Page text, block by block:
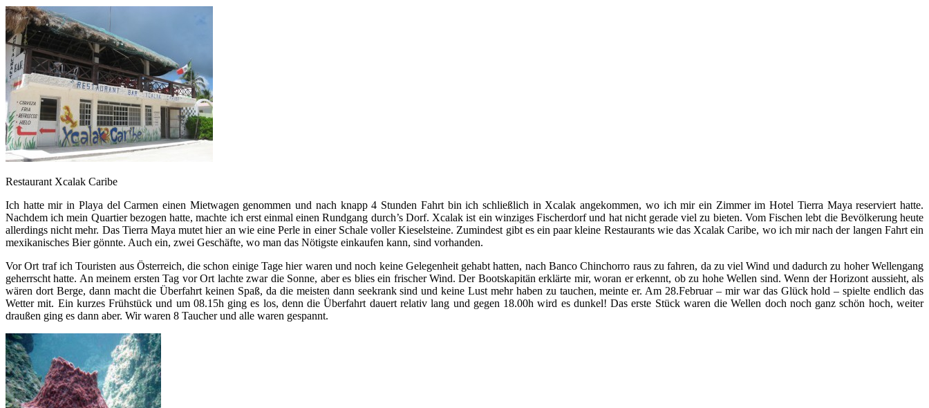
Restaurant Xcalak Caribe
Ich hatte mir in Playa del Carmen einen Mietwagen genommen und nach knapp 4 Stunden Fahrt bin ich schließlich in Xcalak angekommen, wo ich mir ein Zimmer im Hotel Tierra Maya reserviert hatte.
Nachdem ich mein Quartier bezogen hatte, machte ich erst einmal einen Rundgang durch’s Dorf. Xcalak ist ein winziges Fischerdorf und hat nicht gerade viel zu bieten. Vom Fischen lebt die Bevölkerung heute
allerdings nicht mehr. Das Tierra Maya mutet hier an wie eine Perle in einer Schale voller Kieselsteine. Zumindest gibt es ein paar kleine Restaurants wie das Xcalak Caribe, wo ich mir nach der langen Fahrt ein
mexikanisches Bier gönnte. Auch ein, zwei Geschäfte, wo man das Nötigste einkaufen kann, sind vorhanden.
Vor Ort traf ich Touristen aus Österreich, die schon einige Tage hier waren und noch keine Gelegenheit gehabt hatten, nach Banco Chinchorro raus zu fahren, da zu viel Wind und dadurch zu hoher Wellengang
geherrscht hatte. An meinem ersten Tag vor Ort lachte zwar die Sonne, aber es blies ein frischer Wind. Der Bootskapitän erklärte mir, woran er erkennt, ob zu hohe Wellen sind. Wenn der Horizont aussieht, als
wären dort Berge, dann macht die Überfahrt keinen Spaß, da die meisten dann seekrank sind und keine Lust mehr haben zu tauchen, meinte er. Am 28.Februar – mir war das Glück hold – spielte endlich das
Wetter mit. Ein kurzes Frühstück und um 08.15h ging es los, denn die Überfahrt dauert relativ lang und gegen 18.00h wird es dunkel! Das erste Stück waren die Wellen doch noch ganz schön hoch, weiter
draußen ging es dann aber. Wir waren 8 Taucher und alle waren gespannt.